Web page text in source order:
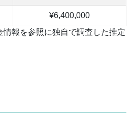
¥6,400,000
情報を参照に独自で調査した推定